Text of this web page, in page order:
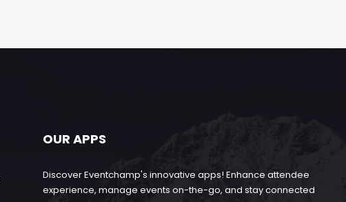
OUR APPS
Discover Eventchamp's innovative apps! Enhance attendee
experience, manage events on-the-go, and stay connected